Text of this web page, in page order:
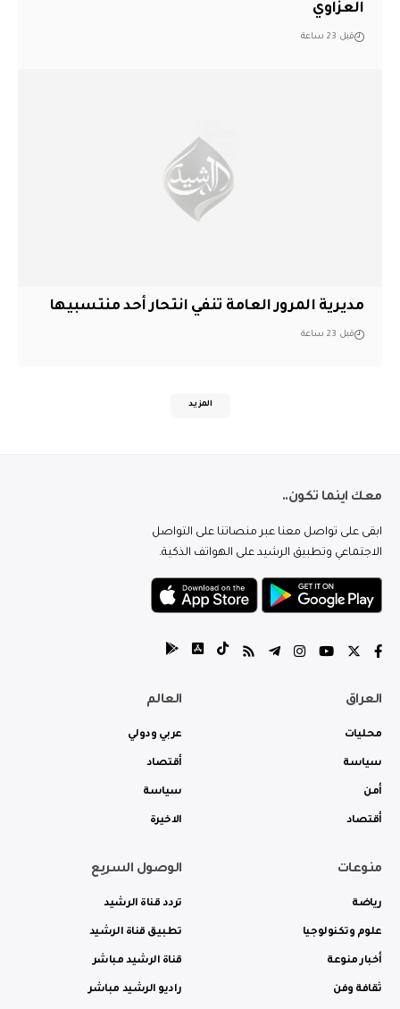
العزاوي
قبل 23 ساعة
مديرية المرور العامة تنفي انتحار أحد منتسبيها
قبل 23 ساعة
المزيد
معك اينما تكون..
ابقى على تواصل معنا عبر منصاتنا على التواصل
الاجتماعي وتطبيق الرشيد على الهواتف الذكية.
العراق
محليات
سياسة
أمن
أقتصاد
العالم
عربي ودولي
أقتصاد
سياسة
الاخيرة
منوعات
رياضة
علوم وتكنولوجيا
أخبار منوعة
ثقافة وفن
الوصول السريع
تردد قناة الرشيد
تطبيق قناة الرشيد
قناة الرشيد مباشر
راديو الرشيد مباشر